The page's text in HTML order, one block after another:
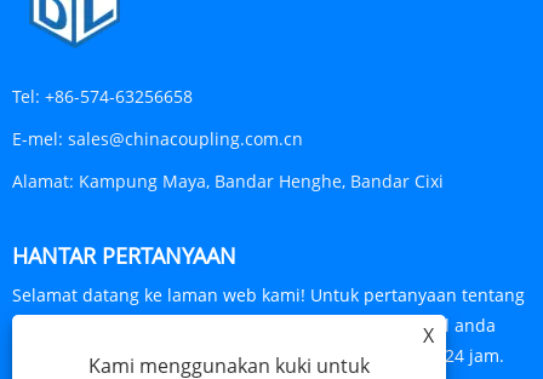
Tel: +86-574-63256658
E-mel: sales@chinacoupling.com.cn
Alamat: Kampung Maya, Bandar Henghe, Bandar Cixi
HANTAR PERTANYAAN
Selamat datang ke laman web kami! Untuk pertanyaan tentang
produk atau senarai harga kami, sila tinggalkan e-mel anda
kepada kami dan kami akan berhubung dalam masa 24 jam.
X
Kami menggunakan kuki untuk